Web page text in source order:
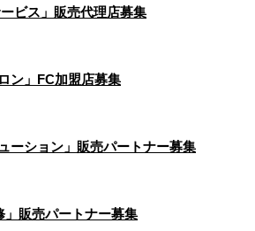
ビス」販売代理店募集
ン」FC加盟店募集
ーション」販売パートナー募集
」販売パートナー募集